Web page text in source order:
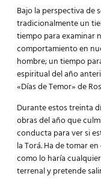
Bajo la perspectiva de
tradicionalmente un
tiempo para examinar
comportamiento en
hombre; un tiempo
espiritual del año
«Días de Temor» de
Durante estos treinta
obras del año que
conducta para ver si
la Torá. Ha de tomar
como lo haría
terrenal y pretende